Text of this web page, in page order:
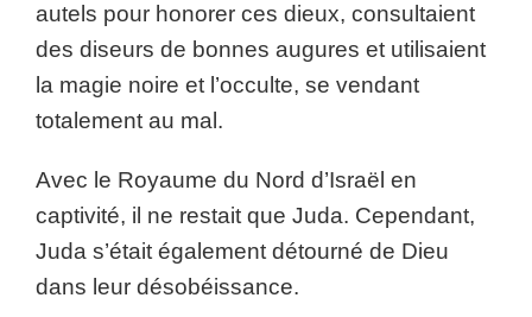
autels pour honorer ces dieux, consultaient
des diseurs de bonnes augures et utilisaient
la magie noire et l’occulte, se vendant
totalement au mal.
Avec le Royaume du Nord d’Israël en
captivité, il ne restait que Juda. Cependant,
Juda s’était également détourné de Dieu
dans leur désobéissance.